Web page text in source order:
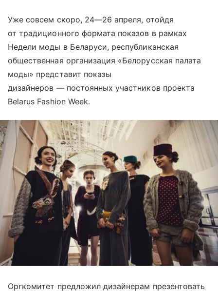
Уже совсем скоро, 24—26 апреля, отойдя
от традиционного формата показов в рамках
Недели моды в Беларуси, республиканская
общественная организация «Белорусская палата
моды» представит показы
дизайнеров — постоянных участников проекта
Belarus Fashion Week.
Оргкомитет предложил дизайнерам презентовать